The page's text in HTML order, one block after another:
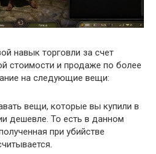
навык торговли за счет
стоимости и продаже по более
на следующие вещи:
вещи, которые вы купили в
дешевле. То есть в данном
при убийстве